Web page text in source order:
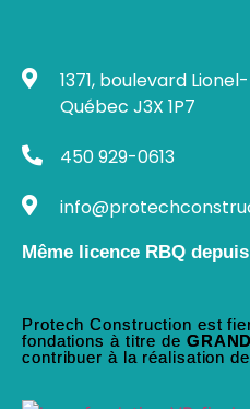
1371, boulevard
Québec J3X 1P7
450 929-0613
Même licence RBQ
Protech Construction est
fondations à titre de
contribuer à la réalisation